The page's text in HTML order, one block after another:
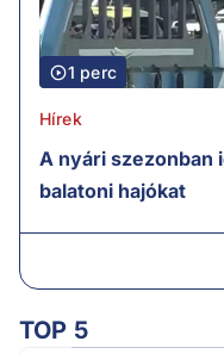
1 perc
Hírek
A nyári szezonban
balatoni hajókat
TOP 5